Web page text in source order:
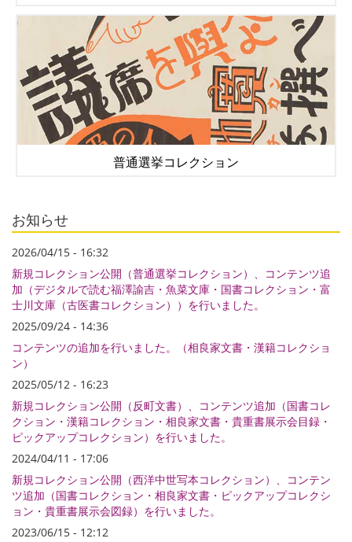
普通選挙コレクション
お知らせ
2026/04/15 - 16:32
新規コレクション公開（普通選挙コレクション）、コンテンツ追
加（デジタルで読む福澤諭吉・魚菜文庫・国書コレクション・富
士川文庫（古医書コレクション））を行いました。
2025/09/24 - 14:36
コンテンツの追加を行いました。（相良家文書・漢籍コレクショ
ン）
2025/05/12 - 16:23
新規コレクション公開（反町文書）、コンテンツ追加（国書コレ
クション・漢籍コレクション・相良家文書・貴重書展示会目録・
ピックアップコレクション）を行いました。
2024/04/11 - 17:06
新規コレクション公開（西洋中世写本コレクション）、コンテン
ツ追加（国書コレクション・相良家文書・ピックアップコレクシ
ョン・貴重書展示会図録）を行いました。
2023/06/15 - 12:12